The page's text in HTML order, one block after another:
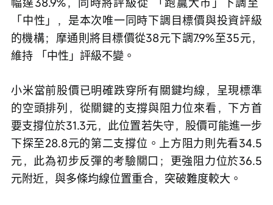
「中性」，是本次唯一同時下調目標價與投資評級
的機構；摩通則將目標價從38元下調7.9%至35元，
維持 「中性」評級不變。
小米當前股價已明確跌穿所有關鍵均線，呈現標準
的空頭排列，從關鍵的支撐與阻力位來看，下方首
要支撐位於31.3元，此位置若失守，股價可能進一步
下探至28.8元的第二支撐位。上方阻力則先看34.5
元，此為初步反彈的考驗關口；更強阻力位於36.5
元附近，與多條均線位置重合，突破難度較大。